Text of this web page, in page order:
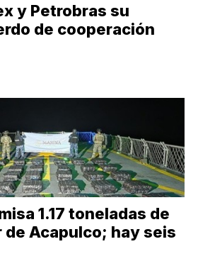
y Petrobras su
de cooperación
1.17 toneladas de
de Acapulco; hay seis